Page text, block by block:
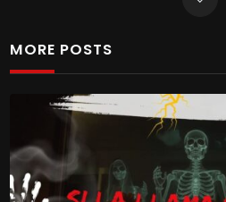
MORE POSTS